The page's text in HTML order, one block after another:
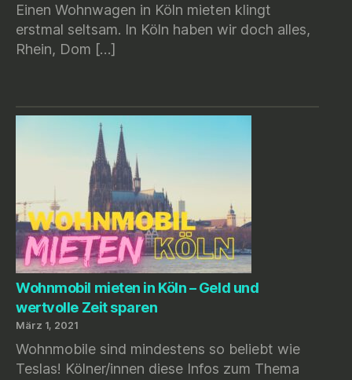
Einen Wohnwagen in Köln mieten klingt
erstmal seltsam. In Köln haben wir doch alles,
Rhein, Dom […]
Wohnmobil mieten in Köln – Geld und
wertvolle Zeit sparen
März 1, 2021
Wohnmobile sind mindestens so beliebt wie
Teslas! Kölner/innen diese Infos zum Thema